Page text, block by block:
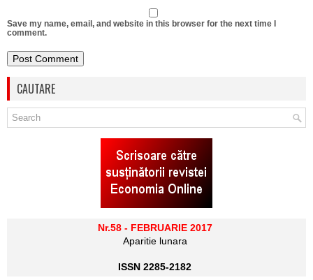
Save my name, email, and website in this browser for the next time I
comment.
CAUTARE
Nr.58 - FEBRUARIE 2017
Aparitie lunara
ISSN 2285-2182